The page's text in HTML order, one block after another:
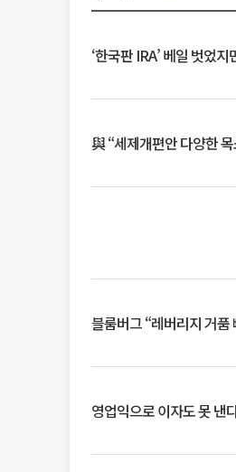
‘한국판 IRA’ 베일 벗었
與 “세제개편안 다양한
블룸버그 “레버리지 거품
영업익으로 이자도 못